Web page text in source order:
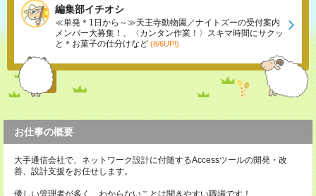
編集部イチオシ
≪単発＊1日から～≫天王寺動物園／ナイトズーの受付案内
メンバー大募集！、〈カンタン作業！〉スキマ時間にサクッ
と＊お菓子の仕分けなど (8/6UP!)
お仕事の概要
大手通信会社で、ネットワーク設計に付随するAccessツールの開発・改
善、設計支援をお任せします。
優しい管理者が多く、わからないことは聞きやすい職場です！